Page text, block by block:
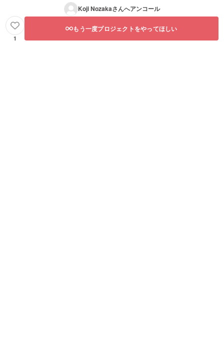
Koji Nozakaさんへアンコール
1
もう一度プロジェクトをやってほしい